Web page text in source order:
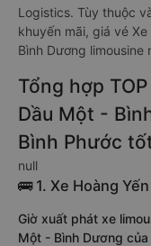
Logistics. Tùy thuộc
khuyến mãi, giá vé
Bình Dương limousine
Tổng hợp
Dầu Một -
Bình Phước
null
🚌 1. Xe Hoàng
Giờ xuất phát xe
Một - Bình Dương